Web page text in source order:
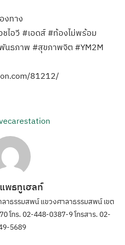
งทาง
ไอวี #เอดส์ #ท้องไม่พร้อม
นธภาพ #สุขภาพจิต #YM2M
81212/
พธทูเฮลท์
ธรรมสพน์ แขวงศาลาธรรมสพน์ เขต
โทร. 02-448-0387-9 โทรสาร. 02-
5689